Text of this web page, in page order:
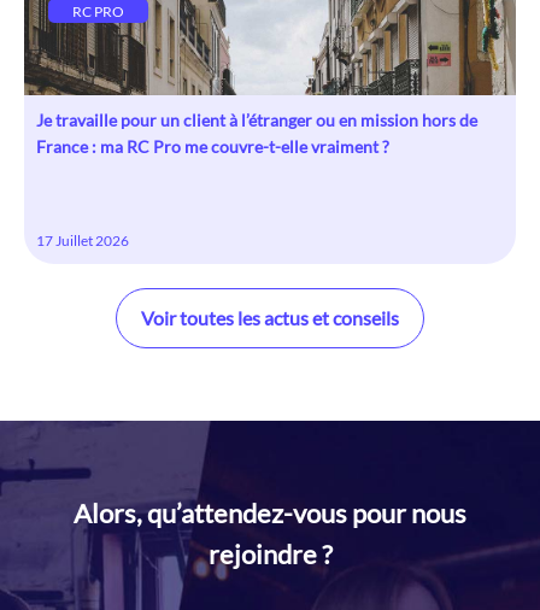
RC PRO
Je travaille pour un client à l’étranger ou en mission hors de
France : ma RC Pro me couvre-t-elle vraiment ?
17 Juillet 2026
Voir toutes les actus et conseils
Alors, qu’attendez-vous pour nous
rejoindre ?